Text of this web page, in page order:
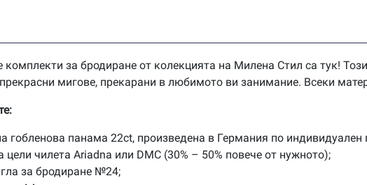
комплекти за бродиране от колекцията на Милена Стил са тук!
мигове, прекарани в любимото ви занимание. Всеки
гобленова панама 22ct, произведена в Германия по
цели чилета Ariadna или DMC (30% – 50% повече от нужното);
за бродиране №24;